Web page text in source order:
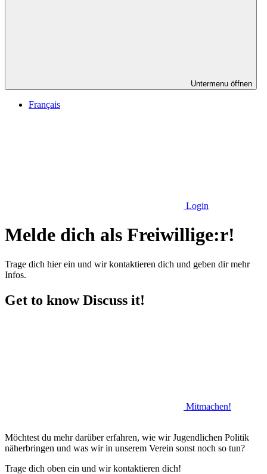
Untermenu öffnen
Français
Login
Melde dich als Freiwillige:r!
Trage dich hier ein und wir kontaktieren dich und geben dir mehr
Infos.
Get to know Discuss it!
Mitmachen!
Möchtest du mehr darüber erfahren, wie wir Jugendlichen Politik
näherbringen und was wir in unserem Verein sonst noch so tun?
Trage dich oben ein und wir kontaktieren dich!